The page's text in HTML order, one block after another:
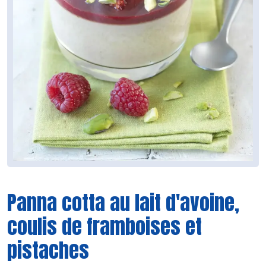
Panna cotta au lait d'avoine,
coulis de framboises et
pistaches